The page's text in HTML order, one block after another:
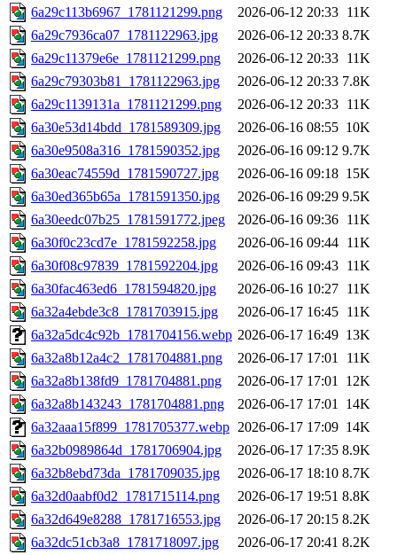
6a29c113b6967_1781121299.png
2026-06-12 20:33 11K
6a29c7936ca07_1781122963.jpg
2026-06-12 20:33 8.7K
6a29c11379e6e_1781121299.png
2026-06-12 20:33 11K
6a29c79303b81_1781122963.jpg
2026-06-12 20:33 7.8K
6a29c1139131a_1781121299.png
2026-06-12 20:33 11K
6a30e53d14bdd_1781589309.jpg
2026-06-16 08:55 10K
6a30e9508a316_1781590352.jpg
2026-06-16 09:12 9.7K
6a30eac74559d_1781590727.jpg
2026-06-16 09:18 15K
6a30ed365b65a_1781591350.jpg
2026-06-16 09:29 9.5K
6a30eedc07b25_1781591772.jpeg
2026-06-16 09:36 11K
6a30f0c23cd7e_1781592258.jpg
2026-06-16 09:44 11K
6a30f08c97839_1781592204.jpg
2026-06-16 09:43 11K
6a30fac463ed6_1781594820.jpg
2026-06-16 10:27 11K
6a32a4ebde3c8_1781703915.jpg
2026-06-17 16:45 11K
6a32a5dc4c92b_1781704156.webp 2026-06-17 16:49 13K
6a32a8b12a4c2_1781704881.png
2026-06-17 17:01
11K
6a32a8b138fd9_1781704881.png
2026-06-17 17:01 12K
6a32a8b143243_1781704881.png
2026-06-17 17:01 14K
6a32aaa15f899_1781705377.webp 2026-06-17 17:09 14K
6a32b0989864d_1781706904.jpg
2026-06-17 17:35 8.9K
6a32b8ebd73da_1781709035.jpg
2026-06-17 18:10 8.7K
6a32d0aabf0d2_1781715114.png
2026-06-17 19:51 8.8K
6a32d649e8288_1781716553.jpg
2026-06-17 20:15 8.2K
6a32dc51cb3a8_1781718097.jpg
2026-06-17 20:41 8.2K